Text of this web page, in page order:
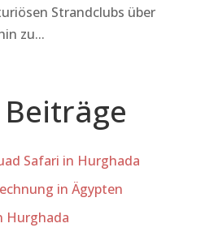
Strandclubs über
zu...
Safari in Hurghada
in Ägypten
Hurghada